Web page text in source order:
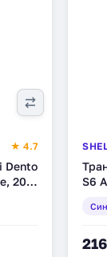
★ 4.7
Dento
200
S6